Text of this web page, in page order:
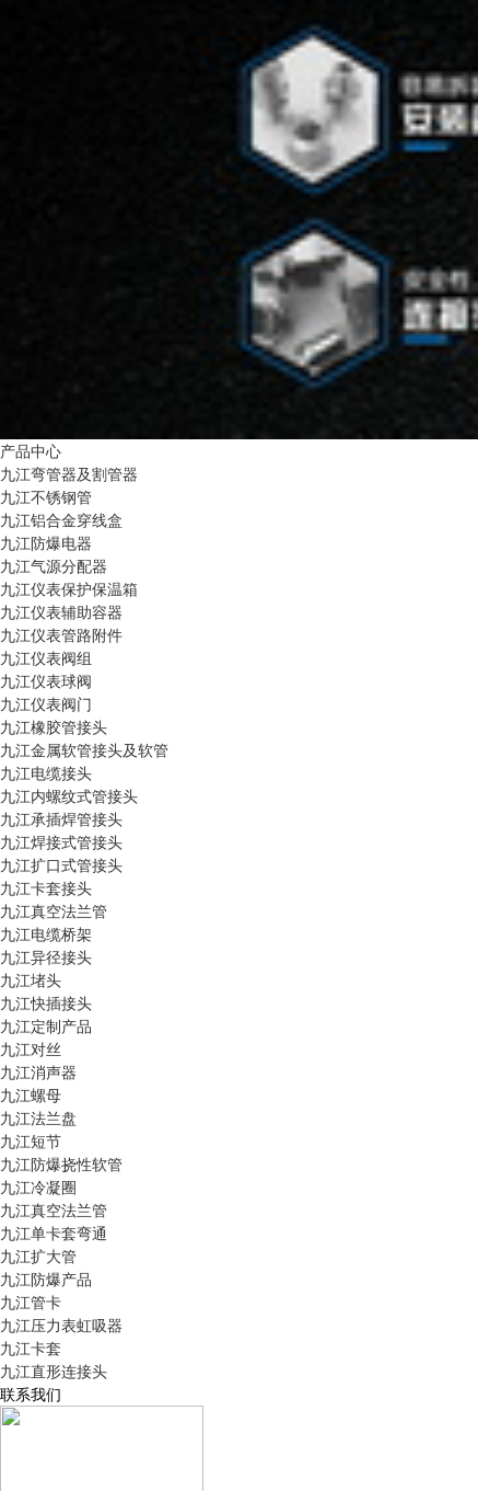
产品中心
九江弯管器及割管器
九江不锈钢管
九江铝合金穿线盒
九江防爆电器
九江气源分配器
九江仪表保护保温箱
九江仪表辅助容器
九江仪表管路附件
九江仪表阀组
九江仪表球阀
九江仪表阀门
九江橡胶管接头
九江金属软管接头及软管
九江电缆接头
九江内螺纹式管接头
九江承插焊管接头
九江焊接式管接头
九江扩口式管接头
九江卡套接头
九江真空法兰管
九江电缆桥架
九江异径接头
九江堵头
九江快插接头
九江定制产品
九江对丝
九江消声器
九江螺母
九江法兰盘
九江短节
九江防爆挠性软管
九江冷凝圈
九江真空法兰管
九江单卡套弯通
九江扩大管
九江防爆产品
九江管卡
九江压力表虹吸器
九江卡套
九江直形连接头
联系我们